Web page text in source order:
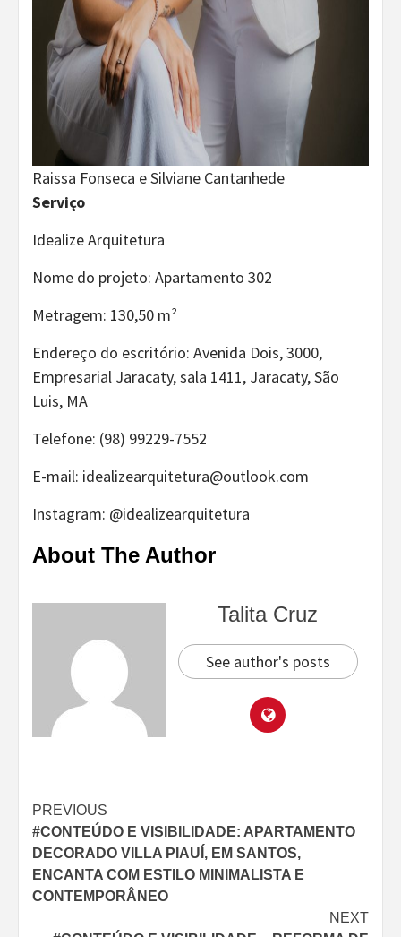
Raissa Fonseca e Silviane Cantanhede
Serviço
Idealize Arquitetura
Nome do projeto: Apartamento 302
Metragem: 130,50 m²
Endereço do escritório: Avenida Dois, 3000,
Empresarial Jaracaty, sala 1411, Jaracaty, São
Luis, MA
Telefone: (98) 99229-7552
E-mail: idealizearquitetura@outlook.com
Instagram: @idealizearquitetura
About The Author
Talita Cruz
See author's posts
Continue
Reading
PREVIOUS
#CONTEÚDO E VISIBILIDADE: APARTAMENTO
DECORADO VILLA PIAUÍ, EM SANTOS,
ENCANTA COM ESTILO MINIMALISTA E
CONTEMPORÂNEO
NEXT